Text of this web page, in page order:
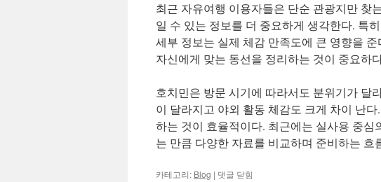
최근 자유여행 이용자들은 단순 관광지만 찾
일 수 있는 정보를 더 중요하게 생각한다. 특
세부 정보는 실제 체감 만족도에 큰 영향을
자신에게 맞는 동선을 정리하는 것이 중요하
호치민은 방문 시기에 따라서도 분위기가 달
이 달라지고 야외 활동 체감도 크게 차이 난
하는 것이 효율적이다. 최근에는 실사용 중
는 만큼 다양한 자료를 비교하며 준비하는 흐
카테고리: Blog | 호
댓글 닫힘